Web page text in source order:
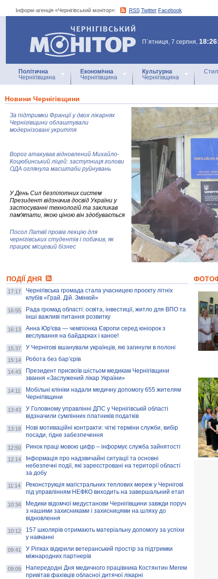
Інформ-агенція «Чернігівський монітор»: RSS Twitter Facebook
Інформ-агенція
«Чернігівський монітор»
П`ятниця, 7 серпня,
Політична
Чернігівщина
Економічна
Чернігівщина
Культурна
Чернігівщина
Новини Чернігівщини
За підтримки Франції у двох лікарнях
Чернігівщини облаштували
модернізовані укриття
Ворог атакував відновлений Михайло-
Коцюбинський ліцей: заступниця голови
ОДА оглянула масштаби руйнувань
У День Сил безпілотних систем
Президент відзначив досвід України у
застосуванні технологій та закликав
пам'ятати, якою ціною він здобувається
Посол Латвії провів лекцію для
чернігівських студентів і побачив, як
працює місцевий бізнес
колекцію про війну, емоції та тварин
AB InBev Efes Україна підтримала
навчальний проєкт "Молодіжна бізнес-
школа", спрямований на розвиток
підприємництва у Чернігівській області
Золота тварина: видання Forbes
написало про чернігівця Патрона: хто і
скільки на ньому заробляє? І куди
витрачають?
ПОДІЇ ДНЯ
17:17
Чернігівська громада стала учасницею проєкту літніх
клубів «Грай. Дій. Змінюй»
16:55
Рада громад області: освіта, інвестиції, житло для ВПО та
інші важливі питання розвитку
16:13
Анна Юр'єва — чемпіонка Європи серед юніорок з
веслування на байдарках і каное!
15:37 У Чернігові вшанували українців, які загинули в полоні
15:14 Робота без бар’єрів
14:43
Президент присвоїв шістьом медикам Чернігівщини
звання «Заслужений лікар України»
14:11
Мобільні клініки надали медичну допомогу 655 жителям
Чернігівщини
13:43
У Головному управлінні ДПС у Чернігівській області
відзначили сумлінних платників податків
13:18
Нові мотиваційні контракти: чіткі терміни служби, вибір
посади, гідне забезпечення
12:50 Ринок праці мовою цифр – інформує служба зайнятості
12:14
Інформація про надзвичайні ситуації та основні
небезпечні події, які зареєстровані на території області
за добу
11:14
Реконструкція магістральних теплових мереж у Чернігові
під управлінням НЕФКО виходить на завершальний етап
10:34
Медики відомчої медустанови Чернігівщини завжди поруч
з нашими захисниками і захисницями на шляху до
відновлення
10:12
157 школярів отримають матеріальну допомогу за успіхи
у навчанні
09:41
У Ріпках відкрили ветеранський простір за підтримки
міжнародних партнерів
09:09
Напередодні Дня медичного працівника Костянтин Мегем
привітав фахівців обласної дитячої лікарні